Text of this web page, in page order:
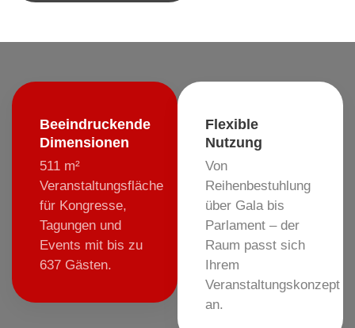
Beeindruckende
Dimensionen
511 m²
Veranstaltungsfläche
für Kongresse,
Tagungen und
Events mit bis zu
637 Gästen.
Flexible
Nutzung
Von
Reihenbestuhlung
über Gala bis
Parlament – der
Raum passt sich
Ihrem
Veranstaltungskonzept
an.